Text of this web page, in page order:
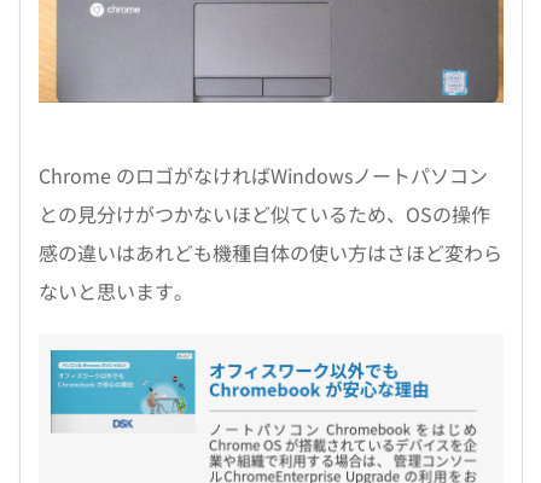
Chrome のロゴがなければWindowsノートパソコン
との見分けがつかないほど似ているため、OSの操作
感の違いはあれども機種自体の使い方はさほど変わら
ないと思います。